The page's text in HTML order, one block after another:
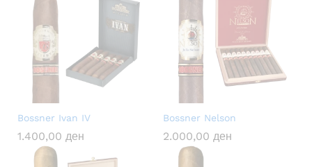
Bossner Ivan IV
1.400,00 ден
Bossner Nelson
2.000,00 ден